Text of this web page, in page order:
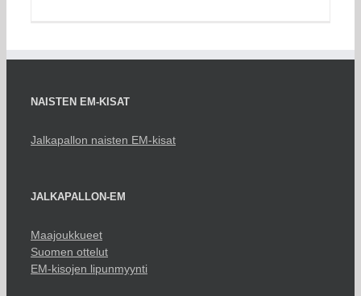
NAISTEN EM-KISAT
Jalkapallon naisten EM-kisat
JALKAPALLON-EM
Maajoukkueet
Suomen ottelut
EM-kisojen lipunmyynti